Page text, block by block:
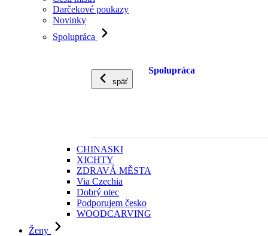
Darčekové poukazy
Novinky
Spolupráca
späť
Spolupráca
CHINASKI
XICHTY
ZDRAVÁ MĚSTA
Via Czechia
Dobrý otec
Podporujem česko
WOODCARVING
Ženy